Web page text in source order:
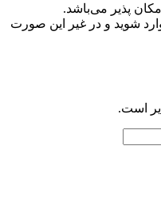
پذیر می‌باشد.
شوید و در غیر این صورت
است.